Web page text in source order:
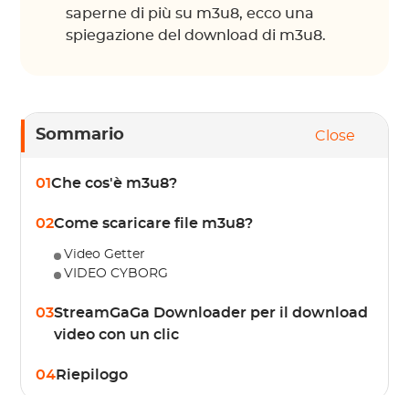
saperne di più su m3u8, ecco una
spiegazione del download di m3u8.
Sommario Close
01Che cos'è m3u8?
02Come scaricare file m3u8?
Video Getter
VIDEO CYBORG
03StreamGaGa Downloader per il download
video con un clic
04Riepilogo